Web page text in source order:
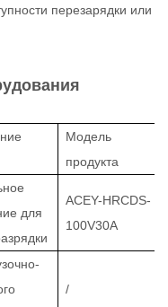
перезарядки или
Модель
продукта
для
ACEY-HRCDS-
100V30A
/